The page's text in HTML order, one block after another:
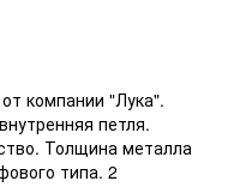
компании "Лука".
петля.
Толщина металла
типа. 2